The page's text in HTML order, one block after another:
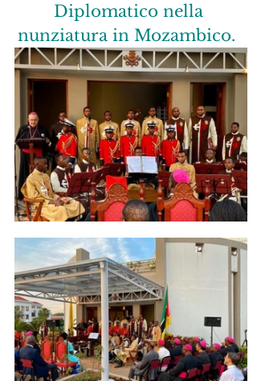
Diplomatico nella
nunziatura in Mozambico.